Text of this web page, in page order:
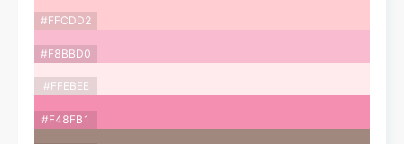
#FFCDD2
#F8BBD0
#FFEBEE
#F48FB1